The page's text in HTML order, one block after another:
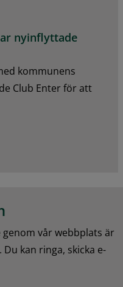
nyinflyttade
kommunens
Club Enter för att
vår webbplats är
kan ringa, skicka e-